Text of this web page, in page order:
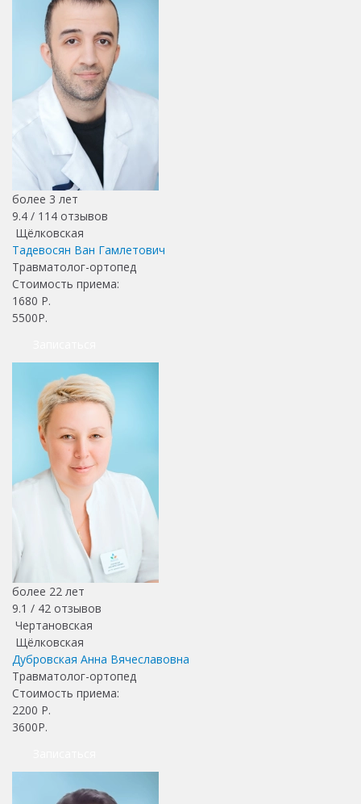
более 3 лет
9.4 / 114 отзывов
Щёлковская
Тадевосян Ван Гамлетович
Травматолог-ортопед
Стоимость приема:
1680 Р.
5500Р.
более 22 лет
9.1 / 42 отзывов
Чертановская
Щёлковская
Дубровская Анна Вячеславовна
Травматолог-ортопед
Стоимость приема:
2200 Р.
3600Р.